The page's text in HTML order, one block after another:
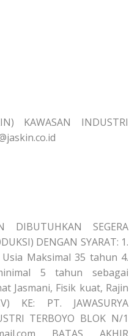
KAWASAN INDUSTRI
DIBUTUHKAN SEGERA
DENGAN SYARAT: 1.
Maksimal 35 tahun 4.
5 tahun sebagai
Jasmani, Fisik kuat, Rajin
KE: PT. JAWASURYA
TERBOYO BLOK N/1